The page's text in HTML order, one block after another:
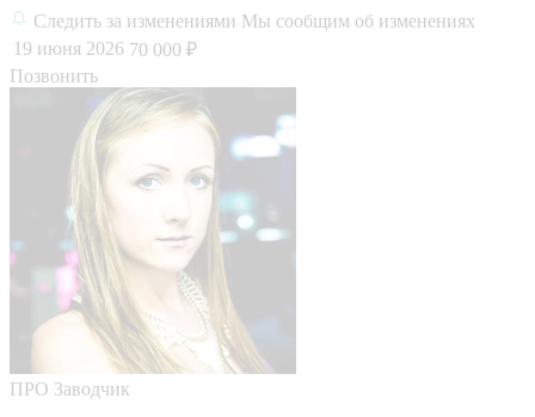
Следить за изменениями Мы сообщим об изменениях
19 июня 2026 70 000 ₽
Позвонить
ПРО Заводчик